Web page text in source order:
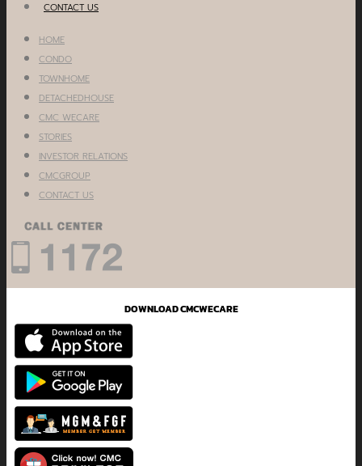
CONTACT US
HOME
CONDO
TOWNHOME
DETACHEDHOUSE
CMC WECARE
STORIES
INVESTOR RELATIONS
CMCGROUP
CONTACT US
DOWNLOAD CMCWECARE